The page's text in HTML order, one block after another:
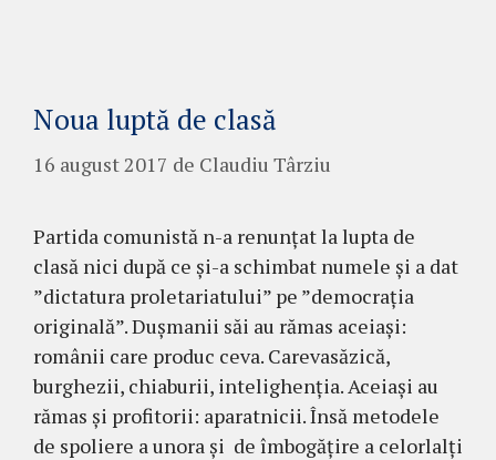
Noua luptă de clasă
16 august 2017 de Claudiu Târziu
Partida comunistă n-a renunțat la lupta de
clasă nici după ce și-a schimbat numele și a dat
”dictatura proletariatului” pe ”democrația
originală”. Dușmanii săi au rămas aceiași:
românii care produc ceva. Carevasăzică,
burghezii, chiaburii, intelighenția. Aceiași au
rămas și profitorii: aparatnicii. Însă metodele
de spoliere a unora și de îmbogățire a celorlalți